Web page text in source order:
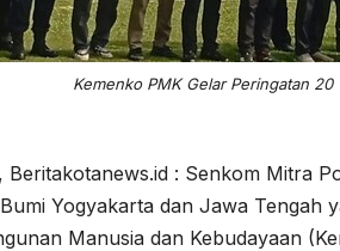
Kemenko PMK Gelar Peringatan
Beritakotanews.id : Senkom Mitra
Yogyakarta dan Jawa Tengah
Manusia dan Kebudayaan